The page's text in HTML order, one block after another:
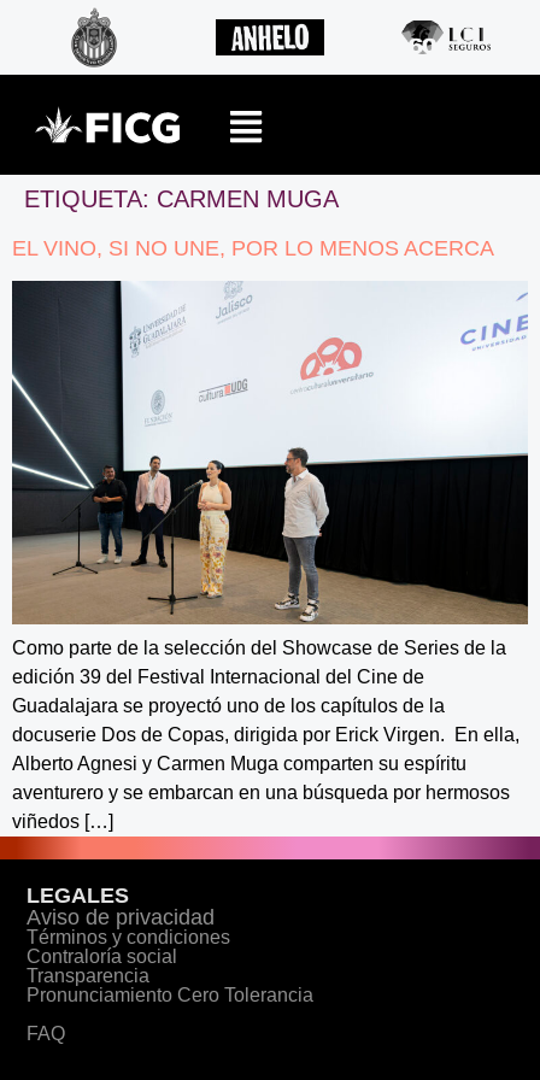
ETIQUETA: CARMEN MUGA
EL VINO, SI NO UNE, POR LO MENOS ACERCA
Como parte de la selección del Showcase de Series de la
edición 39 del Festival Internacional del Cine de
Guadalajara se proyectó uno de los capítulos de la
docuserie Dos de Copas, dirigida por Erick Virgen. En ella,
Alberto Agnesi y Carmen Muga comparten su espíritu
aventurero y se embarcan en una búsqueda por hermosos
viñedos […]
LEGALES
Aviso de privacidad
Términos y condiciones
Contraloría social
Transparencia
Pronunciamiento Cero Tolerancia
FAQ